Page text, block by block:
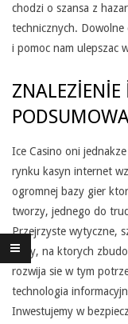
I
Z
S
O
L
W
S
P
A
chodzi o szansa z
technicznych. Dowolne
i pomoc nam ulepszac
ZNALEZIENIE
Ice Casino oni
rynku kasyn internet
ogromnej bazy gier
tworzy, jednego do
Przejrzyste wytyczne,
filary, na ktorych
rozwija sie w tym
technologia
Inwestujemy w